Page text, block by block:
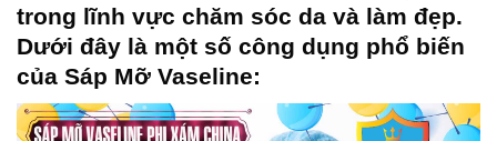
trong lĩnh vực chăm sóc da và làm đẹp.
Dưới đây là một số công dụng phổ biến
của Sáp Mỡ Vaseline: